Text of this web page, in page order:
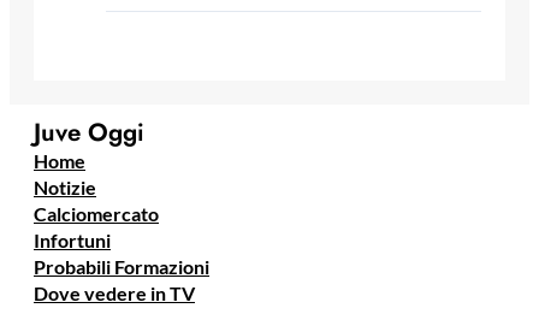
Juve Oggi
Home
Notizie
Calciomercato
Infortuni
Probabili Formazioni
Dove vedere in TV